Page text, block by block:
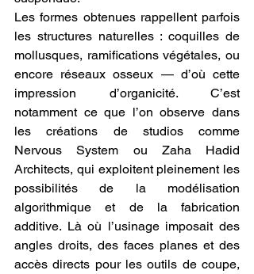
Les formes obtenues rappellent parfois
les structures naturelles : coquilles de
mollusques, ramifications végétales, ou
encore réseaux osseux — d’où cette
impression d’organicité. C’est
notamment ce que l’on observe dans
les créations de studios comme
Nervous System ou Zaha Hadid
Architects, qui exploitent pleinement les
possibilités de la modélisation
algorithmique et de la fabrication
additive. Là où l’usinage imposait des
angles droits, des faces planes et des
accès directs pour les outils de coupe,